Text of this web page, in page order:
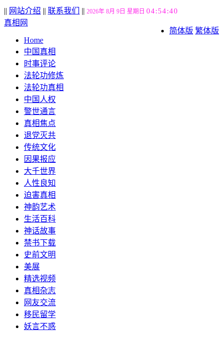
|| 网站介绍 || 联系我们 || 2026年 8月 9日 星期日 04:54:42
简体版 繁体版
真相网
Home
中国真相
时事评论
法轮功修炼
法轮功真相
中国人权
警世通言
真相焦点
退党灭共
传统文化
因果报应
大千世界
人性良知
迫害真相
神韵艺术
生活百科
神话故事
禁书下载
史前文明
美展
精选视频
真相杂志
网友交流
移民留学
妖言不惑